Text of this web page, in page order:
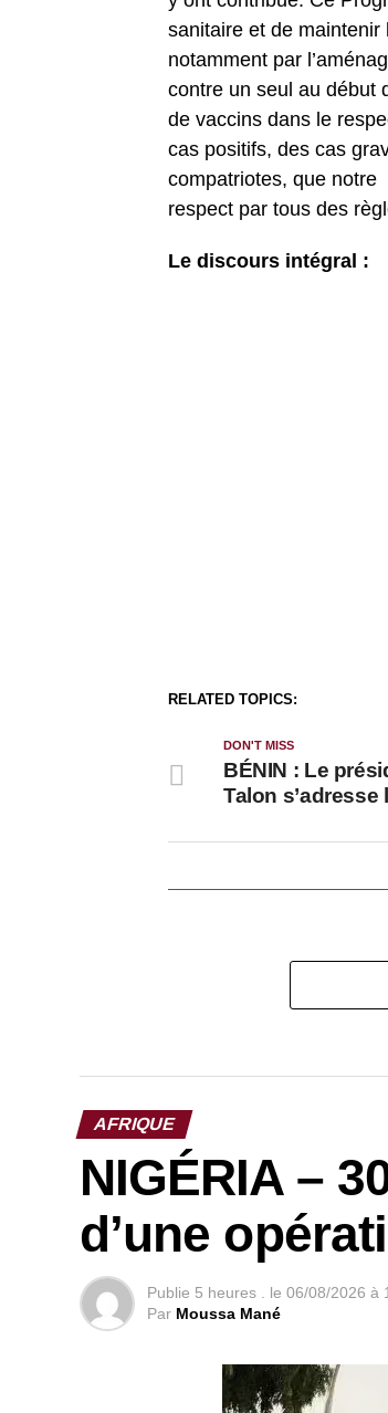
sanitaire et de maintenir
notamment par
contre un seul au début
de vaccins dans le
cas positifs, des cas
compatriotes, que notre
respect par tous des
Le discours intégral :
RELATED TOPICS:
DON'T MISS
BÉNIN : Le
Talon s’adresse
AFRIQUE
NIGÉRIA –
d’une
Publie 5 heures . le 06/08/2026 à
Par Moussa Mané